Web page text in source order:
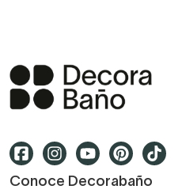
Conoce Decorabaño